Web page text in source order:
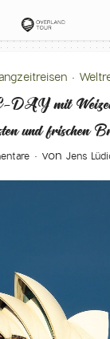
•
mit
und frischen
von Jens